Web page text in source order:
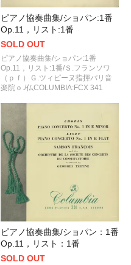
ピアノ協奏曲集/ショパン:1番
Op.11，リスト:1番
SOLD OUT
ピアノ協奏曲集/ショパン:1番
Op.11，リスト:1番/Ｓ.フランソワ
（ｐｆ）Ｇ.ツィピーヌ指揮パリ音
楽院ｏ./仏COLUMBIA:FCX 341
ピアノ協奏曲集/ショパン：1番
Op.11，リスト：1番
SOLD OUT